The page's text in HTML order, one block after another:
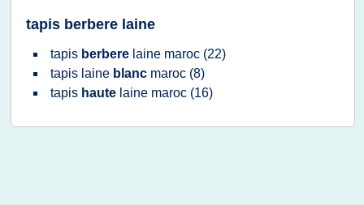
tapis berbere laine
tapis berbere laine maroc (22)
tapis laine blanc maroc (8)
tapis haute laine maroc (16)